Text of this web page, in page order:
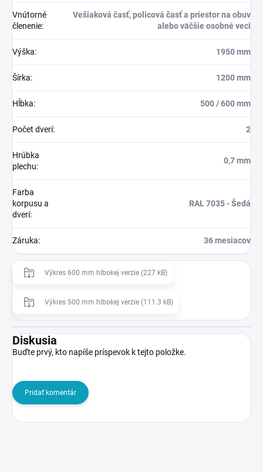
Vnútorné
členenie:
Vešiaková časť, policová časť a priestor na obuv
alebo väčšie osobné veci
Výška: 1950 mm
Šírka: 1200 mm
Hĺbka: 500 / 600 mm
Počet dverí: 2
Hrúbka
plechu:
0,7 mm
Farba
korpusu a
dverí:
RAL 7035 - Šedá
Záruka: 36 mesiacov
Výkres 600 mm hlbokej verzie (227 kB)
Výkres 500 mm hlbokej verzie (111.3 kB)
Diskusia
Buďte prvý, kto napíše príspevok k tejto položke.
Pridať komentár